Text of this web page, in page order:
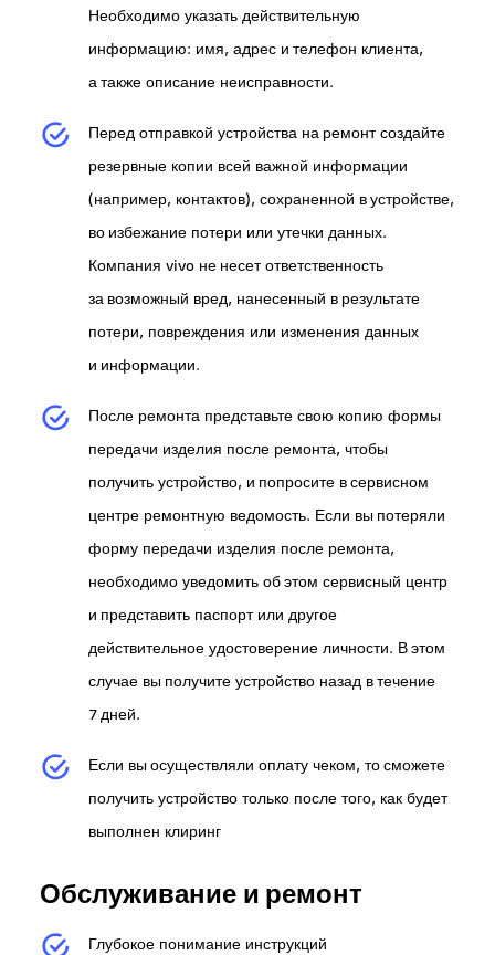
Необходимо указать действительную
информацию: имя, адрес и телефон клиента,
а также описание неисправности.
Перед отправкой устройства на ремонт создайте
резервные копии всей важной информации
(например, контактов), сохраненной в устройстве,
во избежание потери или утечки данных.
Компания vivo не несет ответственность
за возможный вред, нанесенный в результате
потери, повреждения или изменения данных
и информации.
После ремонта представьте свою копию формы
передачи изделия после ремонта, чтобы
получить устройство, и попросите в сервисном
центре ремонтную ведомость. Если вы потеряли
форму передачи изделия после ремонта,
необходимо уведомить об этом сервисный центр
и представить паспорт или другое
действительное удостоверение личности. В этом
случае вы получите устройство назад в течение
7 дней.
Если вы осуществляли оплату чеком, то сможете
получить устройство только после того, как будет
выполнен клиринг
Обслуживание и ремонт
Глубокое понимание инструкций